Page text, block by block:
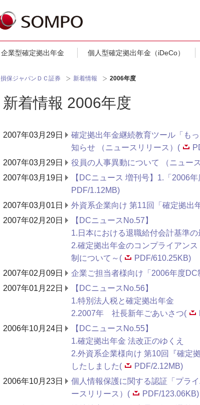
企業型確定拠出年金 個人型確定拠出年金（iDeCo）
損保ジャパンＤＣ証券 新着情報 2006年度
新着情報 2006年度
2007年03月29日
確定拠出年金継続教育ツール「も
知らせ （ニュースリリース）(
2007年03月29日
役員の人事異動について （ニュー
2007年03月19日
【DCニュース 増刊号】1.「2006
PDF/1.12MB)
2007年03月01日
外資系企業向け 第11回「確定拠出
2007年02月20日
【DCニュースNo.57】
1.日本における退職給付会計基準
2.確定拠出年金のコンプライアン
制について～(
PDF/610.25KB)
2007年02月09日
企業ご担当者様向け「2006年度
2007年01月22日
【DCニュースNo.56】
1.特別法人税と確定拠出年金
2.2007年 社長新年ごあいさつ(
2006年10月24日
【DCニュースNo.55】
1.確定拠出年金 法改正のゆくえ
2.外資系企業様向け 第10回『確定
したしました(
PDF/2.12MB)
2006年10月23日
個人情報保護に関する認証「プラ
ースリリース）(
PDF/123.06KB)